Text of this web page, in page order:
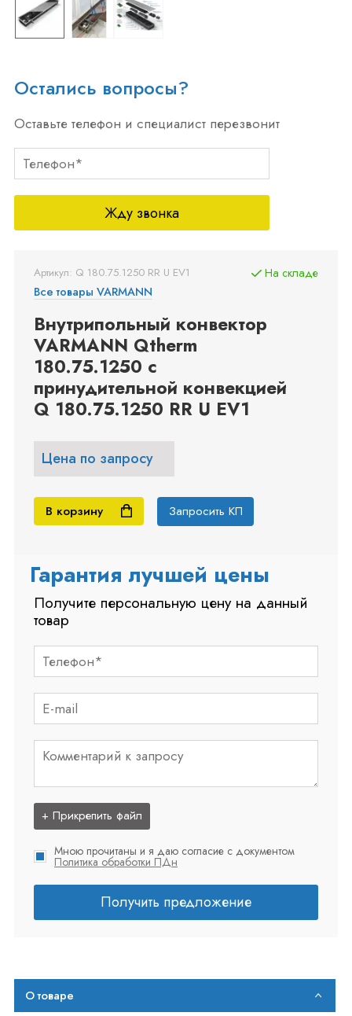
Остались вопросы?
Оставьте телефон и специалист перезвонит
Жду звонка
Артикул: Q 180.75.1250 RR U EV1
Все товары VARMANN
Внутрипольный конвектор
VARMANN Qtherm
180.75.1250 с
принудительной конвекцией
Q 180.75.1250 RR U EV1
На складе
Цена по запросу
В корзину Запросить КП
Гарантия лучшей цены
Получите персональную цену на данный
товар
+ Прикрепить файл
Мною прочитаны и я даю согласие с документом
Политика обработки ПДн
Получить предложение
О товаре